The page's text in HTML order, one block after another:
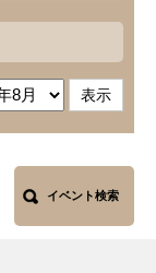
イベント検索